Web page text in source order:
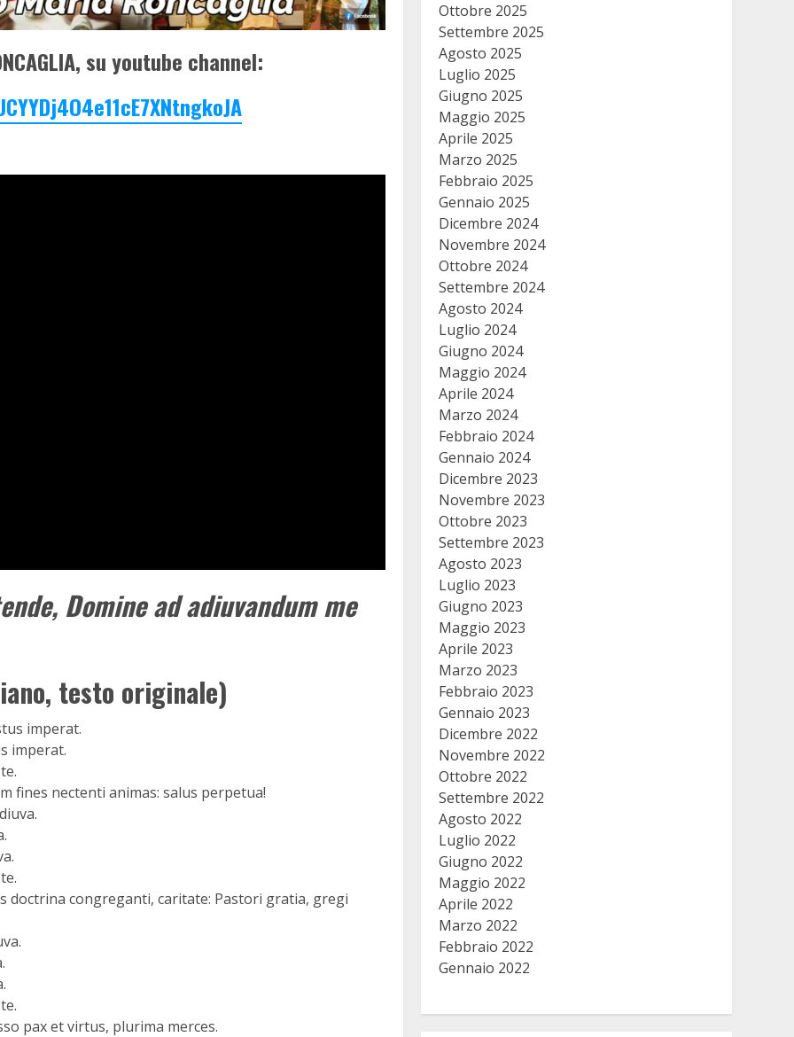
su youtube channel:
Domine ad adiuvandum me
testo originale)
imperat.
imperat.
fines nectenti animas: salus perpetua!
doctrina congreganti, caritate: Pastori gratia, gregi
pax et virtus, plurima merces.
Ottobre 2025
Settembre 2025
Agosto 2025
Luglio 2025
Giugno 2025
Maggio 2025
Aprile 2025
Marzo 2025
Febbraio 2025
Gennaio 2025
Dicembre 2024
Novembre 2024
Ottobre 2024
Settembre 2024
Agosto 2024
Luglio 2024
Giugno 2024
Maggio 2024
Aprile 2024
Marzo 2024
Febbraio 2024
Gennaio 2024
Dicembre 2023
Novembre 2023
Ottobre 2023
Settembre 2023
Agosto 2023
Luglio 2023
Giugno 2023
Maggio 2023
Aprile 2023
Marzo 2023
Febbraio 2023
Gennaio 2023
Dicembre 2022
Novembre 2022
Ottobre 2022
Settembre 2022
Agosto 2022
Luglio 2022
Giugno 2022
Maggio 2022
Aprile 2022
Marzo 2022
Febbraio 2022
Gennaio 2022